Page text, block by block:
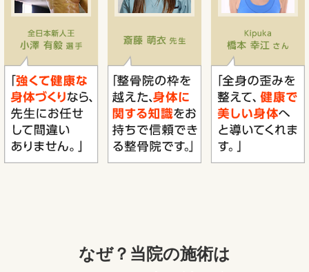
なぜ？当院の施術は